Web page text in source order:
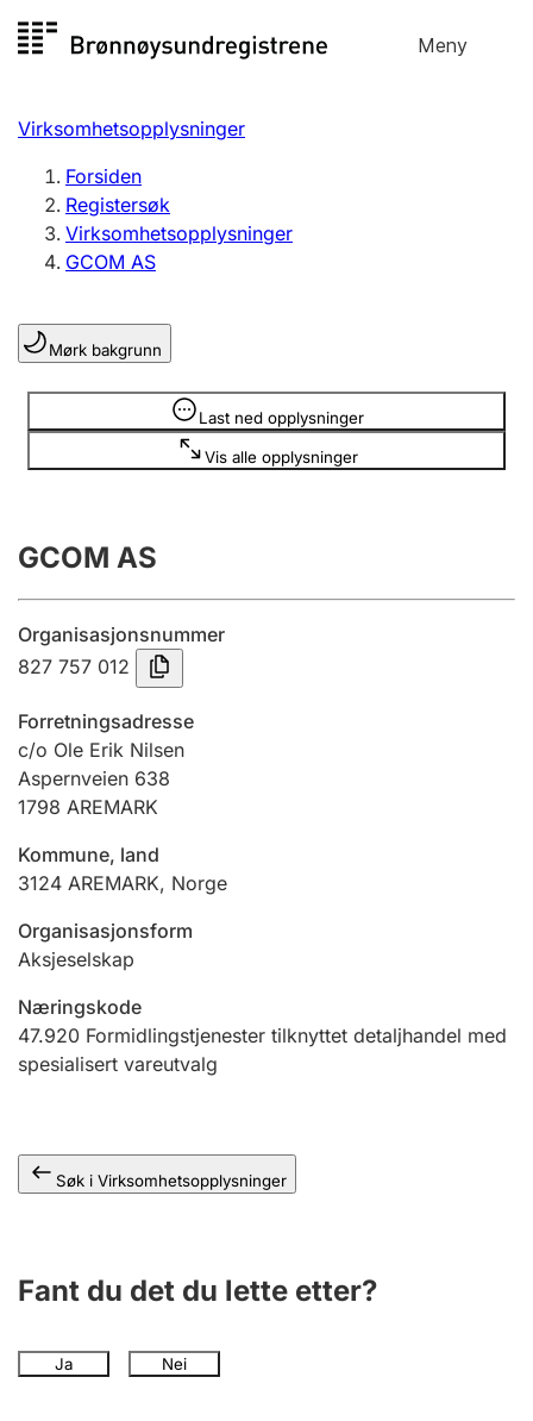
til
Meny
Registersøk
Aksjeselskap
Enkeltpersonforetak
Registrere, endre, slette
Lag og forening
Registrere, endre, slette
Årsregnskap
Innsending og forsinkelsesgebyr
Tinglysing
Jeger
Betaling og jegeravgiftskort
Ektepaktveileder
Virksomhetsopplysninger
Forsiden
Registersøk
Virksomhetsopplysninger
GCOM AS
Mørk bakgrunn
Last ned opplysninger
Vis alle opplysninger
Opplysninger er skjult
GCOM AS
Organisasjonsnummer
827 757 012
Forretningsadresse
c/o Ole Erik Nilsen
Aspernveien 638
1798 AREMARK
Kommune, land
3124 AREMARK, Norge
Organisasjonsform
Aksjeselskap
Næringskode
47.920 Formidlingstjenester tilknyttet detaljhandel med
spesialisert vareutvalg
Søk i Virksomhetsopplysninger
Fant du det du lette etter?
Ja Nei